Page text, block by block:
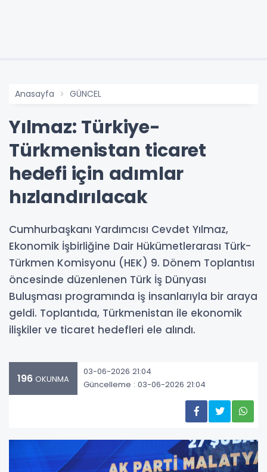
Anasayfa GÜNCEL
Yılmaz: Türkiye-
Türkmenistan ticaret
hedefi için adımlar
hızlandırılacak
Cumhurbaşkanı Yardımcısı Cevdet Yılmaz,
Ekonomik İşbirliğine Dair Hükümetlerarası Türk-
Türkmen Komisyonu (HEK) 9. Dönem Toplantısı
öncesinde düzenlenen Türk İş Dünyası
Buluşması programında iş insanlarıyla bir araya
geldi. Toplantıda, Türkmenistan ile ekonomik
ilişkiler ve ticaret hedefleri ele alındı.
196 OKUNMA
03-06-2026 21:04
Güncelleme : 03-06-2026 21:04